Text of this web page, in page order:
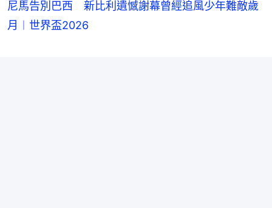
尼馬告別巴西 新比利遺憾謝幕曾經追風少年難敵歲
月︱世界盃2026